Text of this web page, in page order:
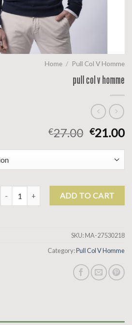
Home / Pull Col V Homme
pull col v homme
€27.00 €21.00
pull col v homme quantityADD TO CART
SKU:MA-27530218
Category:Pull Col V Homme